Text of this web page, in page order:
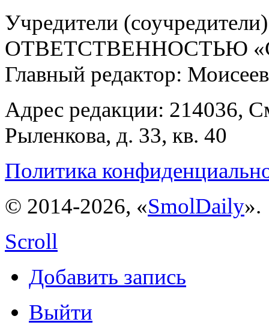
Учредители
ОТВЕТСТВЕННОСТЬЮ
Главный редактор:
Адрес редакции: 214036,
Рыленкова, д. 33, кв. 40
Политика
© 2014-2026, «SmolDaily».
Scroll
Добавить запись
Выйти